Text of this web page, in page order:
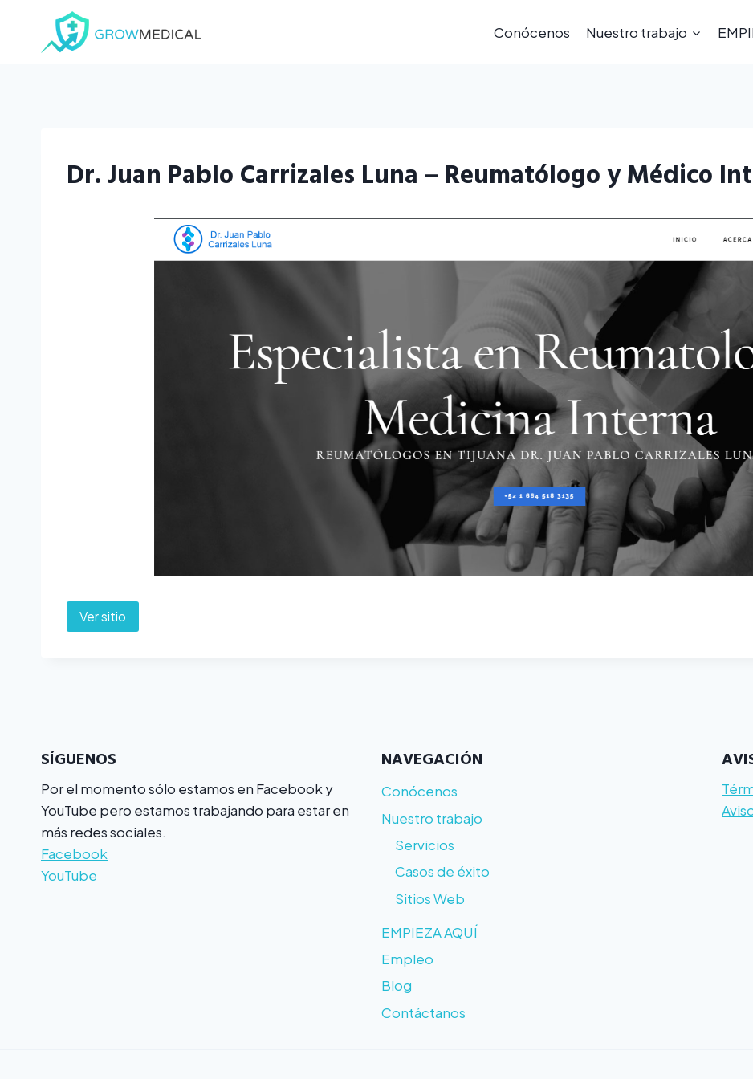
contenido
Conócenos Nuestro trabajo
Dr. Juan Pablo Carrizales Luna – Reumatólogo y Médico
Ver sitio
SÍGUENOS
Por el momento sólo estamos en Facebook y
YouTube pero estamos trabajando para estar en
más redes sociales.
Facebook
YouTube
NAVEGACIÓN
Conócenos
Nuestro trabajo
Servicios
Casos de éxito
Sitios Web
EMPIEZA AQUÍ
Empleo
Blog
Contáctanos